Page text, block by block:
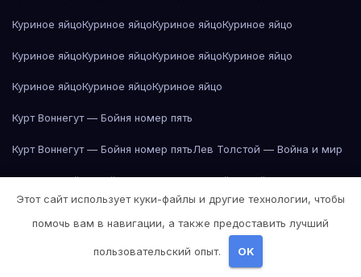
Куриное яйцоКуриное яйцоКуриное яйцоКуриное яйцо
Куриное яйцоКуриное яйцоКуриное яйцоКуриное яйцо
Куриное яйцоКуриное яйцоКуриное яйцо
Курт Воннегут — Бойня номер пять
Курт Воннегут — Бойня номер пятьЛев Толстой — Война и мир
Лев Толстой — Война и мирЛев Толстой — Война и мир
Этот сайт использует куки-файлы и другие технологии, чтобы
помочь вам в навигации, а также предоставить лучший
пользовательский опыт. OK